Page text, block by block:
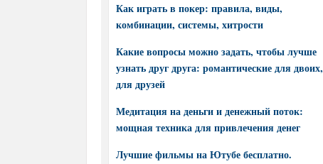
Как играть в покер: правила, виды,
комбинации, системы, хитрости
Какие вопросы можно задать, чтобы лучше
узнать друг друга: романтические для двоих,
для друзей
Медитация на деньги и денежный поток:
мощная техника для привлечения денег
Лучшие фильмы на Ютубе бесплатно.